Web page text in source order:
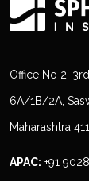
Office No 2,
6A/1B/2A,
Maharashtra
APAC: +91